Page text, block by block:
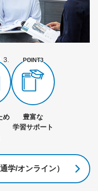
め
POINT3
豊富な
学習サポート
学/オンライン）